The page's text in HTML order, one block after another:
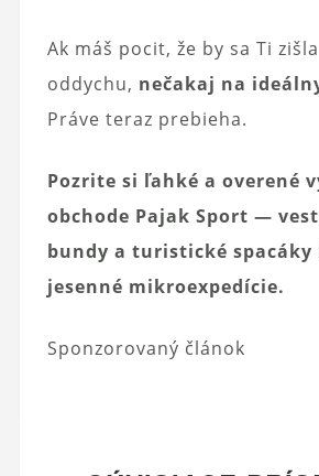
Ak máš pocit, že by sa Ti
oddychu, nečakaj na
Práve teraz prebieha.
Pozrite si ľahké a overené
obchode Pajak Sport —
bundy a turistické spacáky
jesenné mikroexpedície.
Sponzorovaný článok